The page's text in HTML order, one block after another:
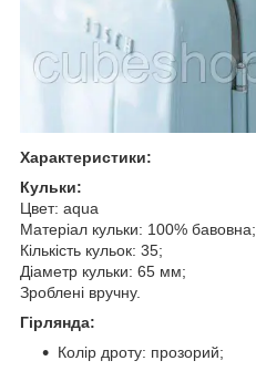
Характеристики:
Кульки:
Цвет: aqua
Матеріал кульки: 100% бавовна;
Кількість кульок: 35;
Діаметр кульки: 65 мм;
Зроблені вручну.
Гірлянда:
Колір дроту: прозорий;